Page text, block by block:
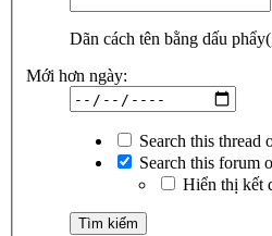
Dãn cách tên bằng dấu
Mới hơn ngày:
Search this thread
Search this forum
Hiển thị kết